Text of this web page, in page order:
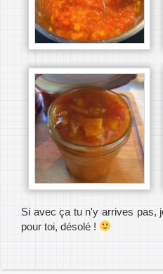
Si avec ça tu n'y arrives pas,
pour toi, désolé !